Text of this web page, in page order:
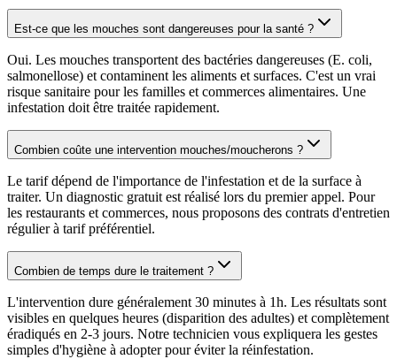
Est-ce que les mouches sont dangereuses pour la santé ?
Oui. Les mouches transportent des bactéries dangereuses (E. coli,
salmonellose) et contaminent les aliments et surfaces. C'est un vrai
risque sanitaire pour les familles et commerces alimentaires. Une
infestation doit être traitée rapidement.
Combien coûte une intervention mouches/moucherons ?
Le tarif dépend de l'importance de l'infestation et de la surface à
traiter. Un diagnostic gratuit est réalisé lors du premier appel. Pour
les restaurants et commerces, nous proposons des contrats d'entretien
régulier à tarif préférentiel.
Combien de temps dure le traitement ?
L'intervention dure généralement 30 minutes à 1h. Les résultats sont
visibles en quelques heures (disparition des adultes) et complètement
éradiqués en 2-3 jours. Notre technicien vous expliquera les gestes
simples d'hygiène à adopter pour éviter la réinfestation.